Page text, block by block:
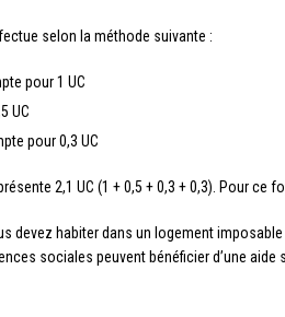
selon la méthode suivante :
pour 1 UC
UC
pour 0,3 UC
2,1 UC (1 + 0,5 + 0,3 + 0,3). Pour ce
devez habiter dans un logement
sociales peuvent bénéficier d’une aide